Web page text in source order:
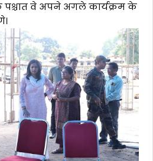
पश्चात वे अपने अगले कार्यक्रम के